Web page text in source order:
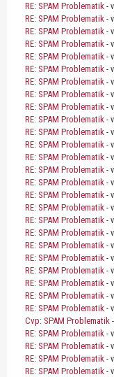
RE: SPAM Problematik -
RE: SPAM Problematik -
RE: SPAM Problematik -
RE: SPAM Problematik -
RE: SPAM Problematik -
RE: SPAM Problematik -
RE: SPAM Problematik -
RE: SPAM Problematik -
RE: SPAM Problematik -
RE: SPAM Problematik -
RE: SPAM Problematik -
RE: SPAM Problematik -
RE: SPAM Problematik -
RE: SPAM Problematik -
RE: SPAM Problematik -
RE: SPAM Problematik -
RE: SPAM Problematik -
RE: SPAM Problematik -
RE: SPAM Problematik -
RE: SPAM Problematik -
RE: SPAM Problematik -
RE: SPAM Problematik -
RE: SPAM Problematik -
RE: SPAM Problematik -
RE: SPAM Problematik -
Cvp: SPAM Problematik
RE: SPAM Problematik -
RE: SPAM Problematik -
RE: SPAM Problematik -
RE: SPAM Problematik -